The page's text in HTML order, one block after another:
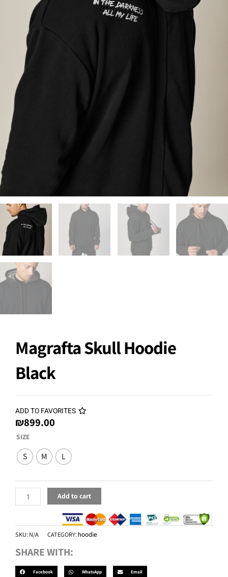
Magrafta Skull Hoodie
Black
ADD TO FAVORITES
₪899.00
SIZE
S M L
Magrafta
Skull
Hoodie
quantity
Add to cart
SKU: N/A CATEGORY:hoodie
SHARE WITH:
Facebook WhatsApp Email